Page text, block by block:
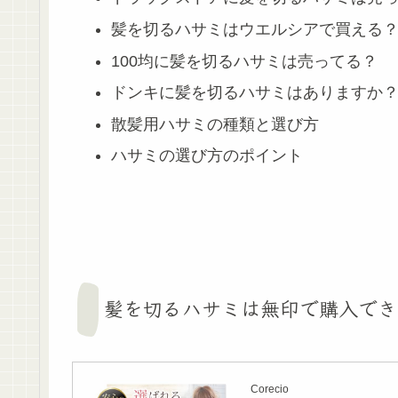
髪を切るハサミはウエルシアで買える？
100均に髪を切るハサミは売ってる？
ドンキに髪を切るハサミはありますか？
散髪用ハサミの種類と選び方
ハサミの選び方のポイント
髪を切るハサミは無印で購入で
Corecio